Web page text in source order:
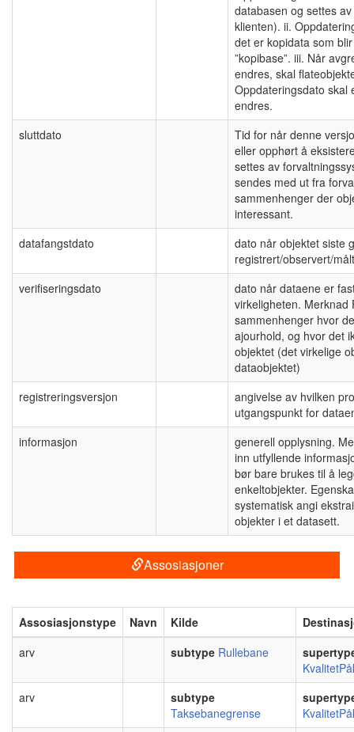
databasen og settes
klienten). ii.
det er kopidata som
”kopibase”. iii. Når
endres, skal
Oppdateringsdato skal
endres.
sluttdato
Tid for når denne
eller opphørt å
settes av
sendes med ut fra
sammenhenger der
interessant.
datafangstdato
dato når objektet siste
registrert/observert/
verifiseringsdato
dato når dataene er
virkeligheten. Merknad
sammenhenger hvor
ajourhold, og hvor det
objektet (det virkelige
dataobjektet)
registreringsversjon
angivelse av hvilken
utgangspunkt for
informasjon
generell opplysning.
inn utfyllende
bør bare brukes til å
enkeltobjekter.
systematisk angi
objekter i et datasett.
Assosiasjoner
Assosiasjonstype Navn Kilde
arv
subtype Rullebane
arv
subtype
Taksebanegrense